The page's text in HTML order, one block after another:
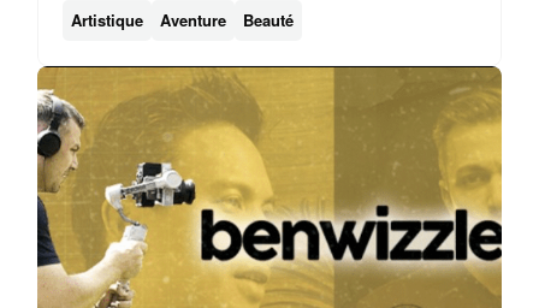
Artistique Aventure Beauté